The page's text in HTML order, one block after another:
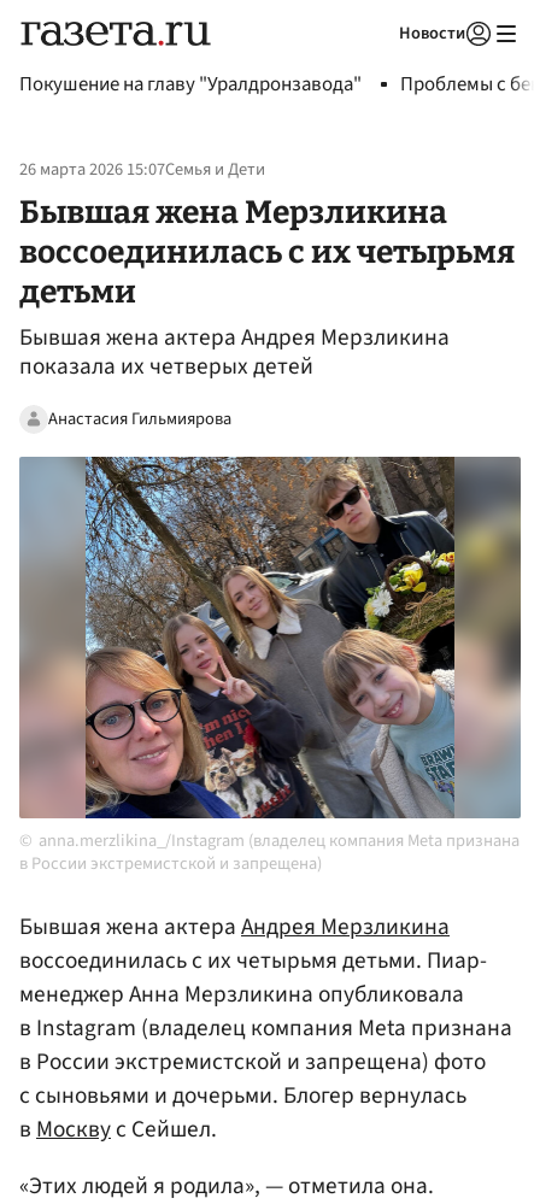
Новости
Покушение на главу "Уралдронзавода" Проблемы с
26 марта 2026 15:07Семья и Дети
Бывшая жена Мерзликина
воссоединилась с их четырьмя
детьми
Бывшая жена актера Андрея Мерзликина
показала их четверых детей
Анастасия Гильмиярова
anna.merzlikina_/Instagram (владелец компания Meta признана
в России экстремистской и запрещена)
Бывшая жена актераАндрея Мерзликина
воссоединилась с их четырьмя детьми. Пиар-
менеджер Анна Мерзликина опубликовала
в Instagram (владелец компания Meta признана
в России экстремистской и запрещена) фото
с сыновьями и дочерьми. Блогер вернулась
вМосквус Сейшел.
«Этих людей я родила», — отметила она.